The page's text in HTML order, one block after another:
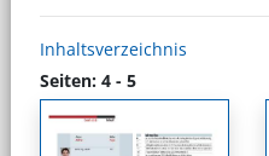
Inhaltsverzeichnis
Seiten: 4 - 5